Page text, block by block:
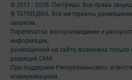
© 2011 - 2026. Пестрецы. Все права
© ТАТМЕДИА. Все материалы,
законом.
Перепечатка, воспроизведение и
информации,
размещенной на сайте, возможна только
редакций СМИ.
При поддержке Республиканского
коммуникациям.